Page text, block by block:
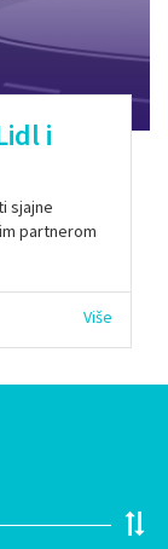
i
sjajne
partnerom
Više